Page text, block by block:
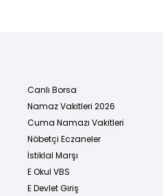
Canlı Borsa
Namaz Vakitleri 2026
Cuma Namazı Vakitleri
Nöbetçi Eczaneler
İstiklal Marşı
E Okul VBS
E Devlet Giriş